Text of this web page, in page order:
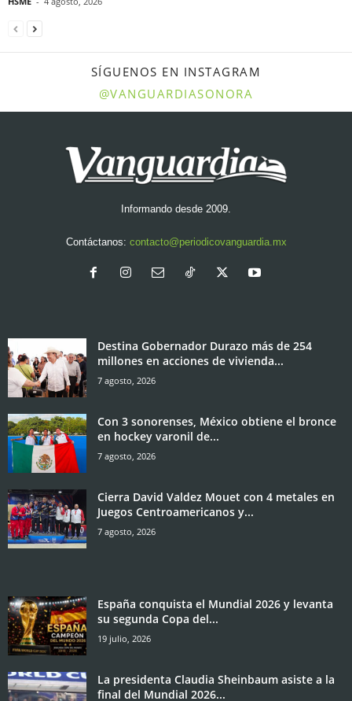
SÍGUENOS EN INSTAGRAM
@VANGUARDIASONORA
Informando desde 2009.
Contáctanos: contacto@periodicovanguardia.mx
Destina Gobernador Durazo más de 254
millones en acciones de vivienda...
7 agosto, 2026
Con 3 sonorenses, México obtiene el bronce
en hockey varonil de...
7 agosto, 2026
Cierra David Valdez Mouet con 4 metales en
Juegos Centroamericanos y...
7 agosto, 2026
España conquista el Mundial 2026 y levanta
su segunda Copa del...
19 julio, 2026
La presidenta Claudia Sheinbaum asiste a la
final del Mundial 2026...